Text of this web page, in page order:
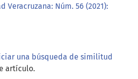
Veracruzana: Núm. 56 (2021):
una búsqueda de similitud
artículo.